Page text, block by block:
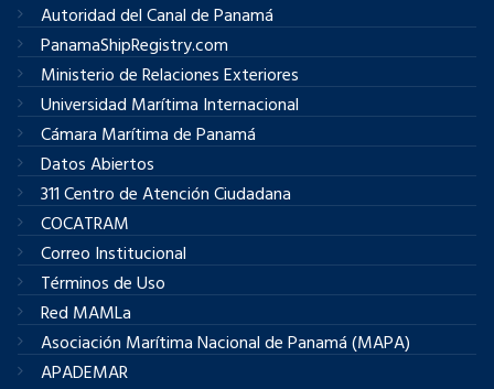
Autoridad del Canal de Panamá
PanamaShipRegistry.com
Ministerio de Relaciones Exteriores
Universidad Marítima Internacional
Cámara Marítima de Panamá
Datos Abiertos
311 Centro de Atención Ciudadana
COCATRAM
Correo Institucional
Términos de Uso
Red MAMLa
Asociación Marítima Nacional de Panamá (MAPA)
APADEMAR